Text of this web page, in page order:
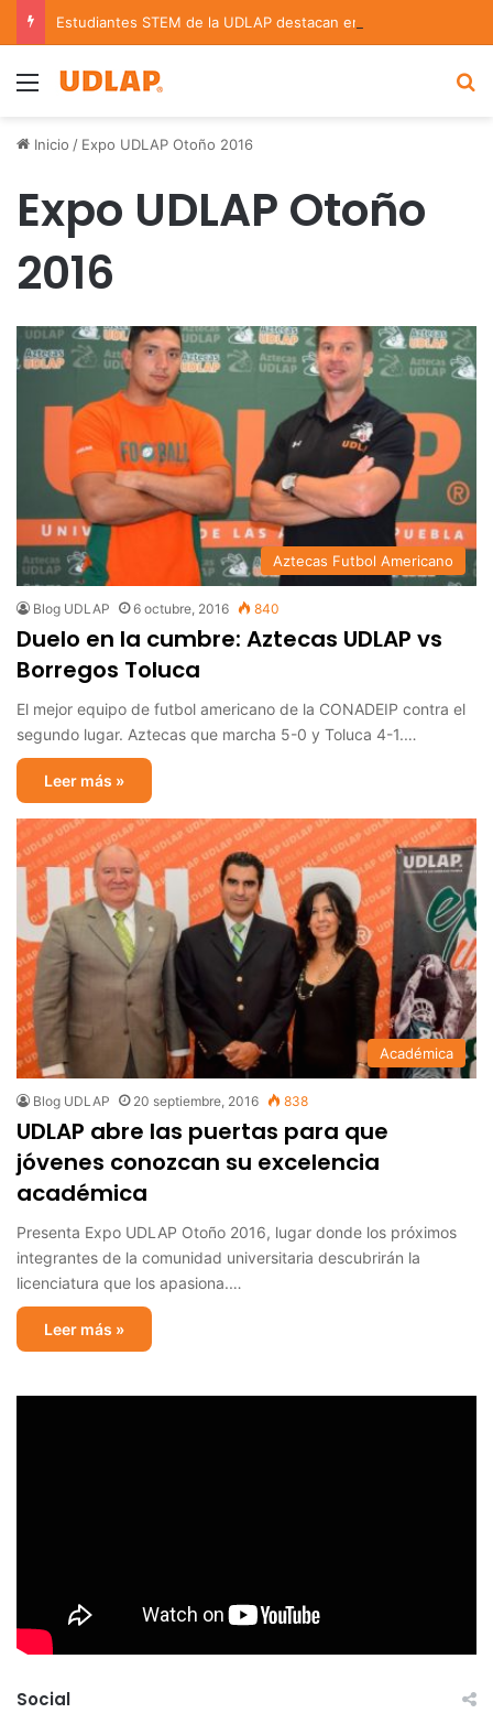
Menu
Inicio / Expo UDLAP Otoño 2016
Expo UDLAP Otoño
2016
Aztecas Futbol Americano
Blog UDLAP 6 octubre, 2016 840
Duelo en la cumbre: Aztecas UDLAP vs
Borregos Toluca
El mejor equipo de futbol americano de la CONADEIP contra el
segundo lugar. Aztecas que marcha 5-0 y Toluca 4-1.…
Leer más »
Académica
Blog UDLAP 20 septiembre, 2016 838
UDLAP abre las puertas para que
jóvenes conozcan su excelencia
académica
Presenta Expo UDLAP Otoño 2016, lugar donde los próximos
integrantes de la comunidad universitaria descubrirán la
licenciatura que los apasiona.…
Leer más »
Social